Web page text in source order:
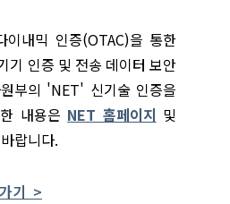
이내믹 인증(OTAC)을 통한
기 인증 및 전송 데이터 보안
부의 'NET' 신기술 인증을
내용은 NET 홈페이지 및
랍니다.
기 >